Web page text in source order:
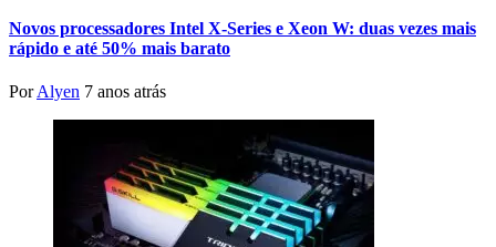
Novos processadores Intel X-Series e Xeon W: duas vezes mais
rápido e até 50% mais barato
PorAlyen 7 anos atrás